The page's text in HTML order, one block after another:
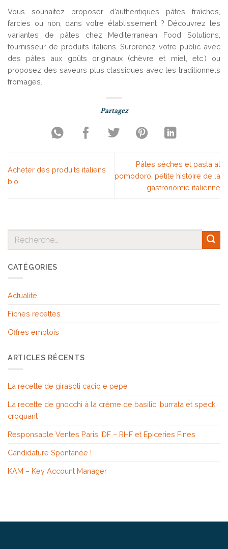
Vous souhaitez proposer d’authentiques pâtes fraîches,
farcies ou non, dans votre établissement ? Découvrez les
variantes de pâtes chez Mediterranean Food Solutions,
fournisseur de produits italiens. Surprenez votre public avec
des pâtes aux goûts originaux (chèvre et miel, etc.) ou
proposez des saveurs plus classiques avec les traditionnels
fromages.
Acheter des produits italiens
bio
Pâtes sèches et pasta al
pomodoro, petite histoire de la
gastronomie italienne
CATÉGORIES
Actualité
Fiches recettes
Offres emplois
ARTICLES RÉCENTS
La recette de girasoli cacio e pepe
La recette de gnocchi à la crème de basilic, burrata et speck
croquant
Responsable Ventes Paris IDF – RHF et Epiceries Fines
Candidature Spontanée !
KAM – Key Account Manager